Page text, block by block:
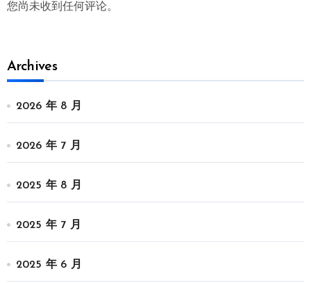
您尚未收到任何评论。
Archives
2026 年 8 月
2026 年 7 月
2025 年 8 月
2025 年 7 月
2025 年 6 月